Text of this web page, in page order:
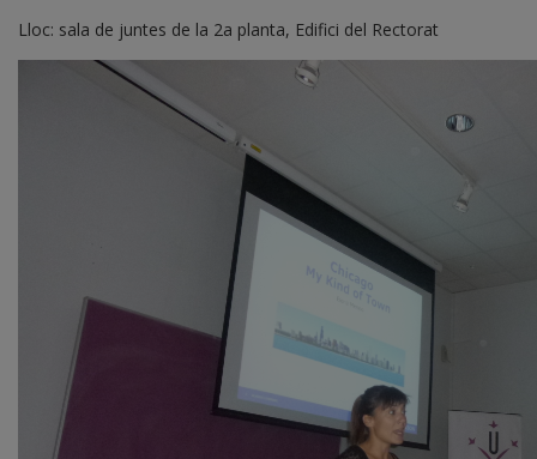
Lloc: sala de juntes de la 2a planta, Edifici del Rectorat